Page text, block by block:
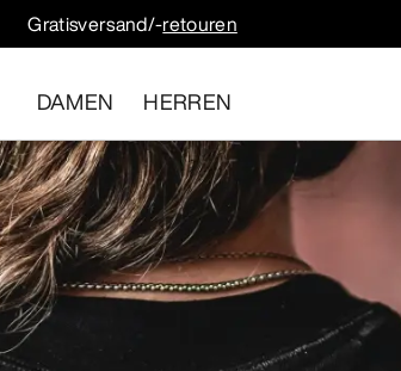
Gratisversand/-retouren
DAMEN HERREN